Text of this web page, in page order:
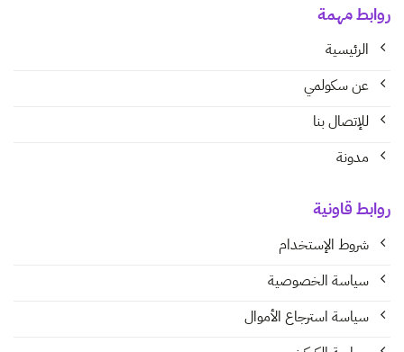
روابط مهمة
الرئيسية
عن سكولمي
للإتصال بنا
مدونة
روابط قاونية
شروط الإستخدام
سياسة الخصوصية
سياسة استرجاع الأموال